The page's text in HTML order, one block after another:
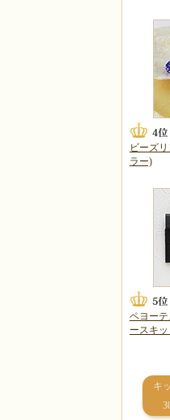
ビーズ
ラー)
ペヨー
ースキ
キ